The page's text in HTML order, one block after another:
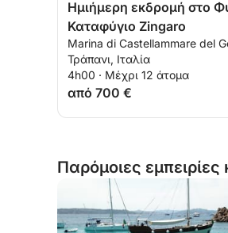
Ημιήμερη εκδρομή στο
Καταφύγιο Zingaro
Marina di Castellammare del
Τράπανι, Ιταλία
4h00 · Μέχρι 12 άτομα
από 700 €
Παρόμοιες